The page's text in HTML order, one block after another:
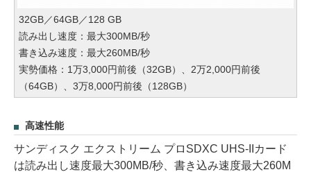
32GB／64GB／128 GB
読み出し速度：最大300MB/秒
書き込み速度：最大260MB/秒
実勢価格：1万3,000円前後（32GB）、2万2,000円前後
（64GB）、3万8,000円前後（128GB）
高速性能
サンディスク エクストリーム プロSDXC UHS-IIカード
は読み出し速度最大300MB/秒、書き込み速度最大260M